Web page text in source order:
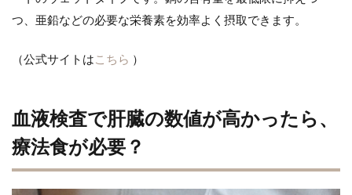
つ、亜鉛などの必要な栄養素を効率よく摂取できます。
（公式サイトはこちら ）
血液検査で肝臓の数値が高かったら、
療法食が必要？